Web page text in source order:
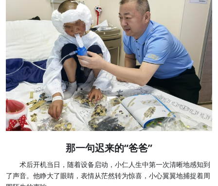
那一句迟来的“爸爸”
术后开机当日，随着设备启动，小仁人生中第一次清晰地感知到
了声音。他睁大了眼睛，表情从茫然转为惊喜，小心翼翼地捕捉着周